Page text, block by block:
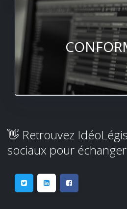
👋 Retrouvez
sociaux pour